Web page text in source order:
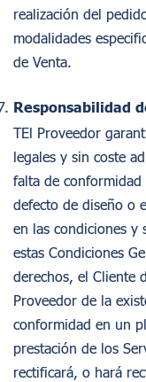
Acerca
Proyectos
FAQ
Acceso
realización del
modalidades
de Venta.
Responsabilidad
TEl Proveedor
legales y sin coste
falta de
defecto de diseño o
en las condiciones y
estas Condiciones
derechos, el Cliente
Proveedor de la
conformidad en un
prestación de los
rectificará, o hará